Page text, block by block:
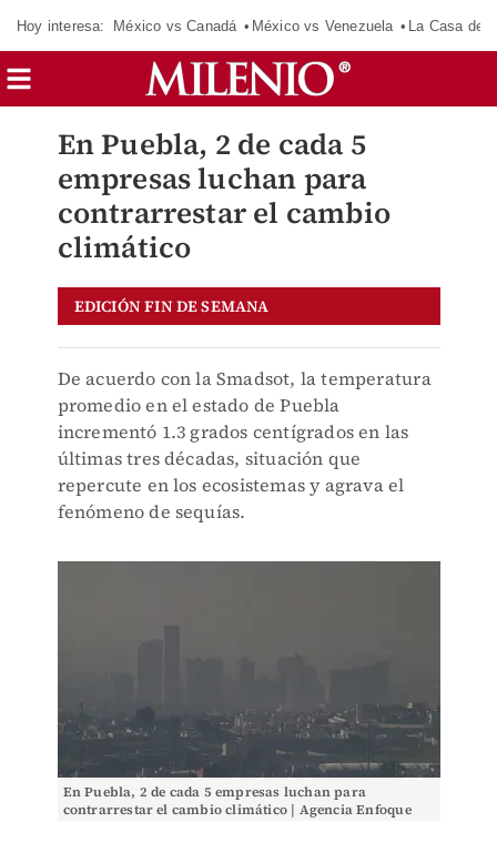
Hoy interesa: México vs Canadá México vs Venezuela La Casa de
En Puebla, 2 de cada 5
empresas luchan para
contrarrestar el cambio
climático
EDICIÓN FIN DE SEMANA
De acuerdo con la Smadsot, la temperatura
promedio en el estado de Puebla
incrementó 1.3 grados centígrados en las
últimas tres décadas, situación que
repercute en los ecosistemas y agrava el
fenómeno de sequías.
En Puebla, 2 de cada 5 empresas luchan para
contrarrestar el cambio climático | Agencia Enfoque